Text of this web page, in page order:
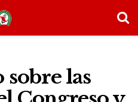
las